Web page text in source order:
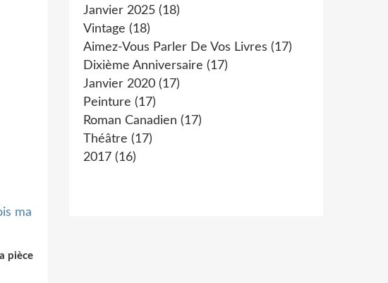
pièce
Janvier 2025 (18)
Vintage (18)
Aimez-Vous Parler De Vos Livres (17)
Dixième Anniversaire (17)
Janvier 2020 (17)
Peinture (17)
Roman Canadien (17)
Théâtre (17)
2017 (16)